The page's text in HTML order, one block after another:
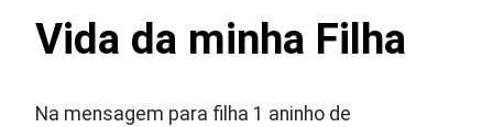
Vida da minha Filha
Na mensagem para filha 1 aninho de